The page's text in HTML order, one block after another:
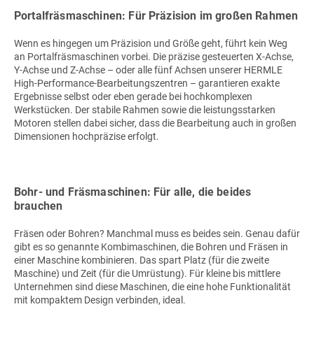
Portalfräsmaschinen: Für Präzision im großen Rahmen
Wenn es hingegen um Präzision und Größe geht, führt kein Weg
an Portalfräsmaschinen vorbei. Die präzise gesteuerten X-Achse,
Y-Achse und Z-Achse – oder alle fünf Achsen unserer HERMLE
High-Performance-Bearbeitungszentren – garantieren exakte
Ergebnisse selbst oder eben gerade bei hochkomplexen
Werkstücken. Der stabile Rahmen sowie die leistungsstarken
Motoren stellen dabei sicher, dass die Bearbeitung auch in großen
Dimensionen hochpräzise erfolgt.
Bohr- und Fräsmaschinen: Für alle, die beides
brauchen
Fräsen oder Bohren? Manchmal muss es beides sein. Genau dafür
gibt es so genannte Kombimaschinen, die Bohren und Fräsen in
einer Maschine kombinieren. Das spart Platz (für die zweite
Maschine) und Zeit (für die Umrüstung). Für kleine bis mittlere
Unternehmen sind diese Maschinen, die eine hohe Funktionalität
mit kompaktem Design verbinden, ideal.